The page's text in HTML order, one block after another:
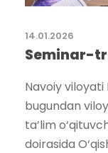
14.01.2026
Seminar-
Navoiy
bugundan
ta’lim
doirasida